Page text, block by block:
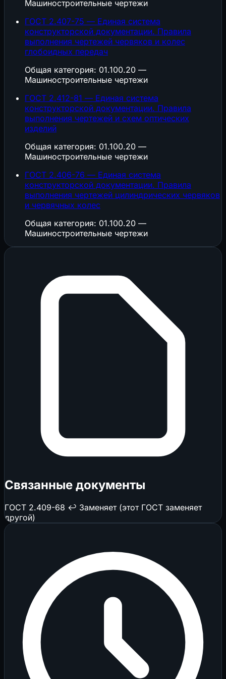
Машиностроительные чертежи
ГОСТ 2.407-75 — Единая система
конструкторской документации. Правила
выполнения чертежей червяков и колес
глобоидных передач
Общая категория: 01.100.20 —
Машиностроительные чертежи
ГОСТ 2.412-81 — Единая система
конструкторской документации. Правила
выполнения чертежей и схем оптических
изделий
Общая категория: 01.100.20 —
Машиностроительные чертежи
ГОСТ 2.406-76 — Единая система
конструкторской документации. Правила
выполнения чертежей цилиндрических червяков
и червячных колес
Общая категория: 01.100.20 —
Машиностроительные чертежи
Связанные документы
ГОСТ 2.409-68 ↩️ Заменяет (этот ГОСТ заменяет
другой)